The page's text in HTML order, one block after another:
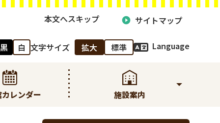
本文へスキップ サイトマップ
黒 白 文字サイズ 拡大 標準 Language
レンダー 施設案内